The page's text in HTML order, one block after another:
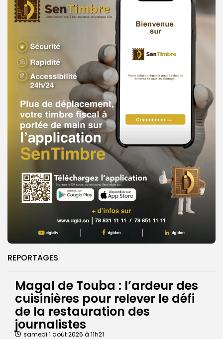
REPORTAGES
Magal de Touba : l’ardeur des
cuisinières pour relever le défi
de la restauration des
journalistes
samedi 1 août 2026 à 11h21